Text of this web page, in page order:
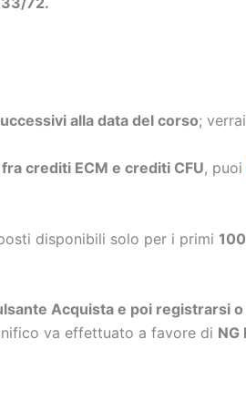
alla data del corso;
crediti ECM e crediti CFU, puoi
disponibili solo per i primi
Acquista e poi registrarsi
va effettuato a favore di